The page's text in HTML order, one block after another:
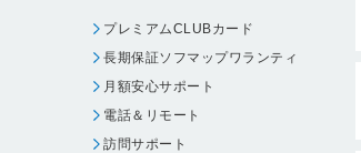
プレミアムCLUBカード
長期保証ソフマップワランティ
月額安心サポート
電話＆リモート
訪問サポート